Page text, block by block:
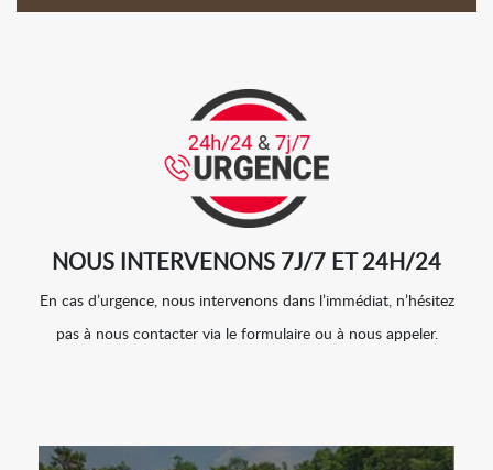
NOUS INTERVENONS 7J/7 ET 24H/24
En cas d’urgence, nous intervenons dans l’immédiat, n’hésitez
pas à nous contacter via le formulaire ou à nous appeler.